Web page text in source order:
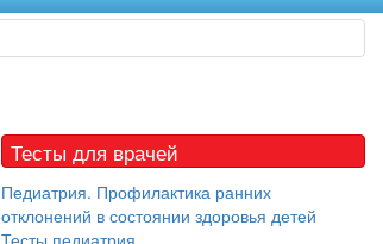
Тесты для врачей
Педиатрия. Профилактика ранних
отклонений в состоянии здоровья детей
Тесты педиатрия